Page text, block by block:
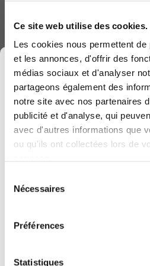
Ce site web utilise des cookies.
Les cookies nous permettent
et les annonces, d'offrir des
médias sociaux et d'analyser
partageons également des
notre site avec nos partenaires
publicité et d'analyse, qui
avec d'autres informations que
ou qu'ils ont collectées lors de
Nécessaires
Préférences
Statistiques
Computerland devient
belge de référence en
Cette évolution marque une
personnes de contact
données
Transformer
l’IA : le
accompagné
17 Dec 2025